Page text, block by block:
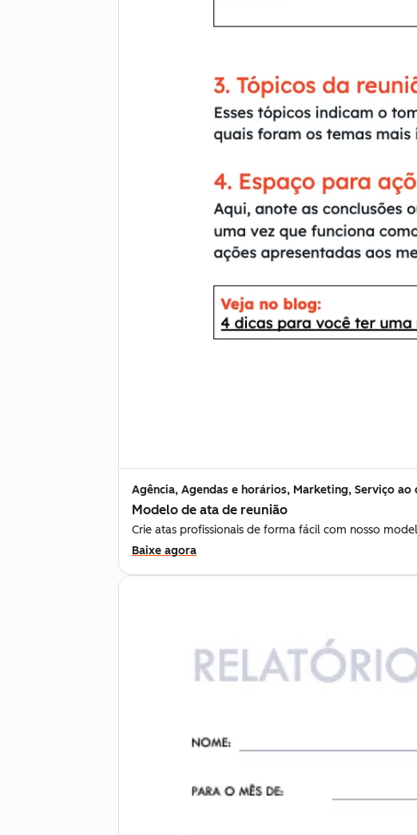
Agência, Agendas e horários, Marketing, Serviço ao
Modelo de ata de reunião
Crie atas profissionais de forma fácil com nosso
Baixe agora